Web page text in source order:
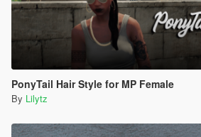
PonyTail Hair Style for MP Female
By Lilytz